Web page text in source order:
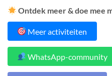
Ontdek meer & doe mee
Meer activiteiten
WhatsApp-community